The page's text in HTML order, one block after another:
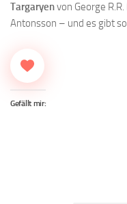
Targaryenvon George
Antonsson – und es gibt
Gefällt mir: